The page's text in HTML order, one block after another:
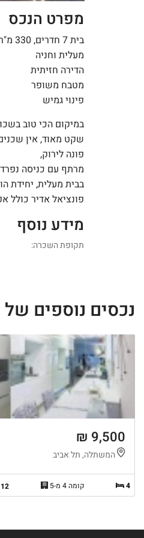
מפרט הנכס
מעלית וחניה
הדירה חזיתית
מטבח משופר
פינוי גמיש
במיקום הכי טוב
שקט מאוד, אין
פונה לירוק,
מרתף עם כניסה נפרדת
בבית מעלית, יחידת
פונציאל אדיר כולל
מידע נוסף
תקופת השכרה:
נכסים נוספים של
9,500 ₪
המשתלה, תל אביב
4 קומה 4 מ-5 112